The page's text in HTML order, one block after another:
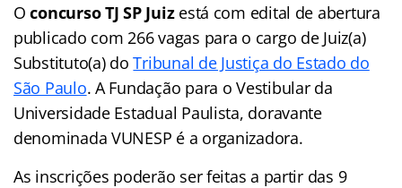
Oconcurso TJ SP Juizestá com edital de abertura
publicado com 266 vagas para o cargo de Juiz(a)
Substituto(a) doTribunal de Justiça do Estado do
São Paulo. A Fundação para o Vestibular da
Universidade Estadual Paulista, doravante
denominada VUNESP é a organizadora.
As inscrições poderão ser feitas a partir das 9